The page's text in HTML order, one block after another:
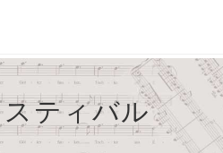
ティバル